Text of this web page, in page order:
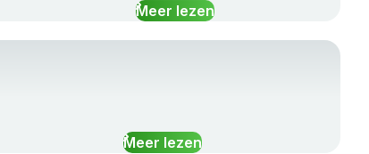
Meer lezen
Meer lezen